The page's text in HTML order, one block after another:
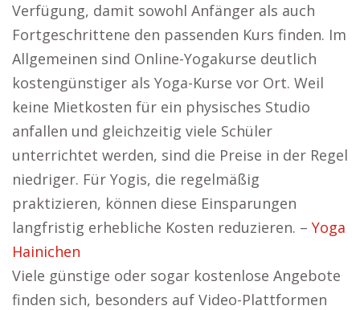
Verfügung, damit sowohl Anfänger als auch
Fortgeschrittene den passenden Kurs finden. Im
Allgemeinen sind Online-Yogakurse deutlich
kostengünstiger als Yoga-Kurse vor Ort. Weil
keine Mietkosten für ein physisches Studio
anfallen und gleichzeitig viele Schüler
unterrichtet werden, sind die Preise in der Regel
niedriger. Für Yogis, die regelmäßig
praktizieren, können diese Einsparungen
langfristig erhebliche Kosten reduzieren. – Yoga
Hainichen
Viele günstige oder sogar kostenlose Angebote
finden sich, besonders auf Video-Plattformen